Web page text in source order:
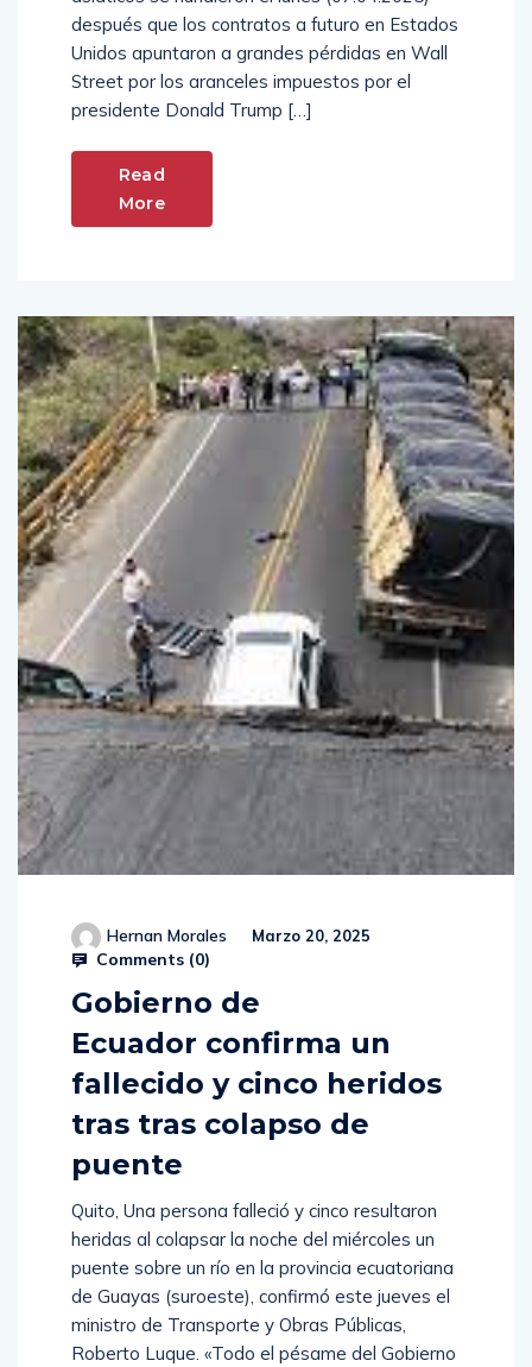
después que los contratos a futuro en Estados
Unidos apuntaron a grandes pérdidas en Wall
Street por los aranceles impuestos por el
presidente Donald Trump […]
Read
More
Hernan Morales Marzo 20, 2025
Comments (0)
Gobierno de
Ecuador confirma un
fallecido y cinco heridos
tras tras colapso de
puente
Quito, Una persona falleció y cinco resultaron
heridas al colapsar la noche del miércoles un
puente sobre un río en la provincia ecuatoriana
de Guayas (suroeste), confirmó este jueves el
ministro de Transporte y Obras Públicas,
Roberto Luque. «Todo el pésame del Gobierno